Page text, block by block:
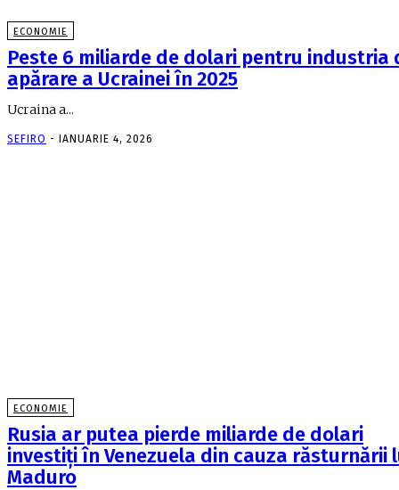
ECONOMIE
Peste 6 miliarde de dolari pentru industria
apărare a Ucrainei în 2025
Ucraina a...
SEFIRO - IANUARIE 4, 2026
ECONOMIE
Rusia ar putea pierde miliarde de dolari
investiți în Venezuela din cauza răsturnării
Maduro